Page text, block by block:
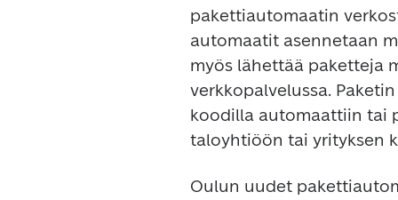
pakettiautomaatin
automaatit asennetaan
myös lähettää paketteja
verkkopalvelussa.
koodilla automaattiin tai
taloyhtiöön tai yrityksen
Oulun uudet